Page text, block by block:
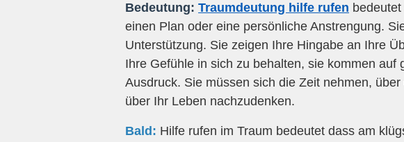
Bedeutung: Traumdeutung hilfe rufen
einen Plan oder eine persönliche Anstrengung.
Unterstützung. Sie zeigen Ihre Hingabe an Ihre
Ihre Gefühle in sich zu behalten, sie kommen auf
Ausdruck. Sie müssen sich die Zeit nehmen,
über Ihr Leben nachzudenken.
Bald: Hilfe rufen im Traum bedeutet dass am